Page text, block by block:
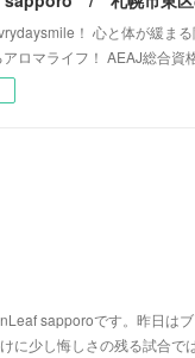
！ 心と体が緩ま
ロマライフ！ AEAJ総合
sapporoです。昨日は
に少し悔しさの残る試合